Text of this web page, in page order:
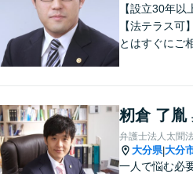
【設立30年以
【法テラス可
とはすぐにご
など幅広い問
いたします。
籾倉 了胤
弁護士法人太聞
大分県|大分
一人で悩む必